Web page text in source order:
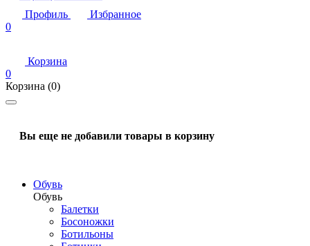
Профиль
Избранное
0
Корзина
0
Корзина (0)
Вы еще не добавили товары в корзину
Обувь
Обувь
Балетки
Босоножки
Ботильоны